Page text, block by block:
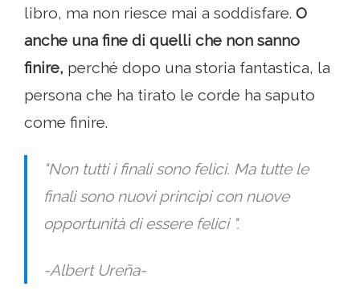
libro, ma non riesce mai a soddisfare. O
anche una fine di quelli che non sanno
finire, perché dopo una storia fantastica, la
persona che ha tirato le corde ha saputo
come finire.
"Non tutti i finali sono felici. Ma tutte le
finali sono nuovi principi con nuove
opportunità di essere felici ".
-Albert Ureña-